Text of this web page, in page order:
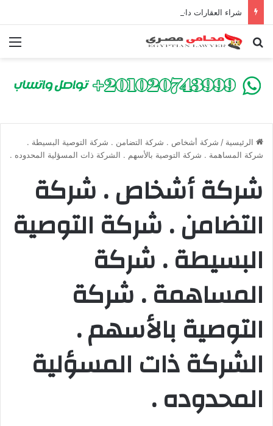
بحث عن
الرئيسية / شركة أشخاص . شركة التضامن . شركة التوصية البسيطة .
شركة المساهمة . شركة التوصية بالأسهم . الشركة ذات المسؤلية المحدوده .
شركة أشخاص . شركة
التضامن . شركة التوصية
البسيطة . شركة
المساهمة . شركة
التوصية بالأسهم .
الشركة ذات المسؤلية
المحدوده .